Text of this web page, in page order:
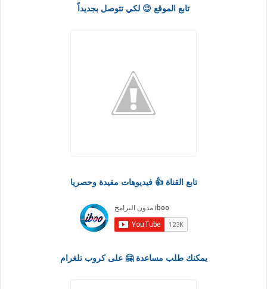
تابع الموقع 😉 لكي تتوصل بجديداً
تابع القناة 👍 فيديوهات مفيدة وحصريا
يمكنك طلب مساعدة 🤗 على كروب تلغرام